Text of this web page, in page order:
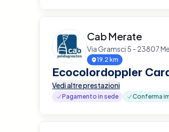
Cab Merate
Via Gramsci 5 - 23807
19.2 km
Ecocolordoppler
Vedi altre prestazioni
Pagamento in sede Conferma